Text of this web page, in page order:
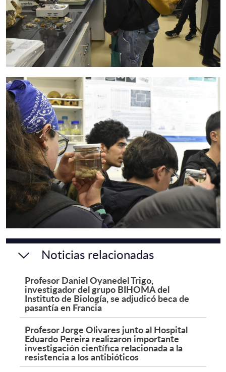
Noticias relacionadas
Profesor Daniel Oyanedel Trigo,
investigador del grupo BIHOMA del
Instituto de Biología, se adjudicó beca de
pasantía en Francia
Profesor Jorge Olivares junto al Hospital
Eduardo Pereira realizaron importante
investigación científica relacionada a la
resistencia a los antibióticos